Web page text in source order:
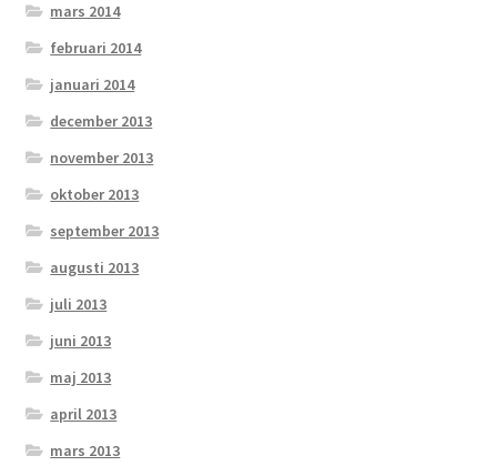
mars 2014
februari 2014
januari 2014
december 2013
november 2013
oktober 2013
september 2013
augusti 2013
juli 2013
juni 2013
maj 2013
april 2013
mars 2013